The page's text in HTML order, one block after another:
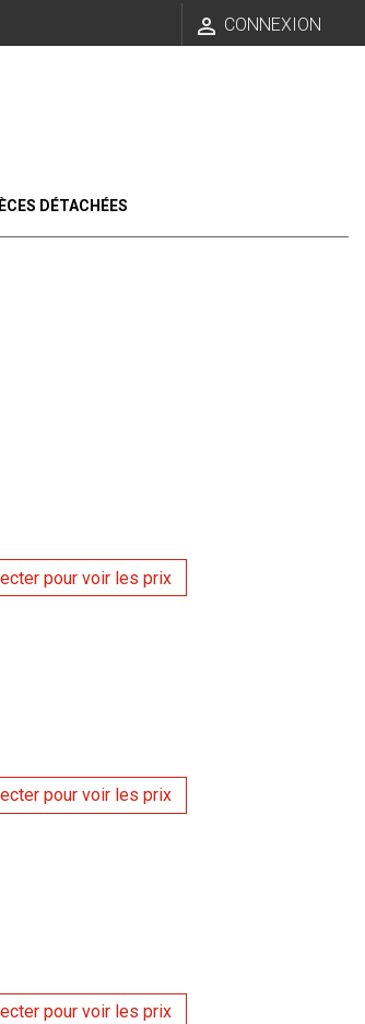
 CONNEXION
DÉTACHÉES
pour voir les prix
pour voir les prix
pour voir les prix